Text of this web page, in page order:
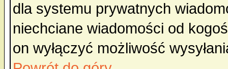
dla systemu prywatnych
niechciane wiadomości od
on wyłączyć możliwość